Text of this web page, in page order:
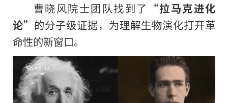
曹晓风院士团队找到了 “拉马克进化
论” 的分子级证据，为理解生物演化打开革
命性的新窗口。